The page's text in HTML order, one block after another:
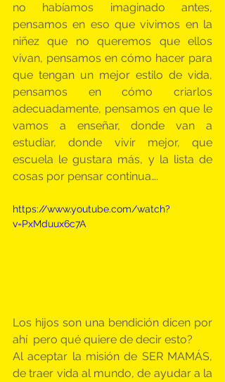
no habíamos imaginado antes,
pensamos en eso que vivimos en la
niñez que no queremos que ellos
vivan, pensamos en cómo hacer para
que tengan un mejor estilo de vida,
pensamos en cómo criarlos
adecuadamente, pensamos en que le
vamos a enseñar, donde van a
estudiar, donde vivir mejor, que
escuela le gustara más, y la lista de
cosas por pensar continua….
https://www.youtube.com/watch?
v=PxMduux6c7A
Los hijos son una bendición dicen por
ahí  pero qué quiere de decir esto?
Al aceptar la misión de SER MAMÁS,
de traer vida al mundo, de ayudar a la